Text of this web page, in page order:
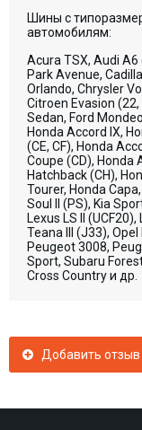
Шины с
автомобилям:
Acura TSX, Audi A6
Park Avenue,
Orlando, Chrysler
Citroen Evasion
Sedan, Ford
Honda Accord IX,
(CE, CF), Honda
Coupe (CD), Honda
Hatchback (CH),
Tourer, Honda
Soul II (PS), Kia
Lexus LS II
Teana III (J33),
Peugeot 3008,
Sport, Subaru
Cross Country и др.
Добавить отзыв